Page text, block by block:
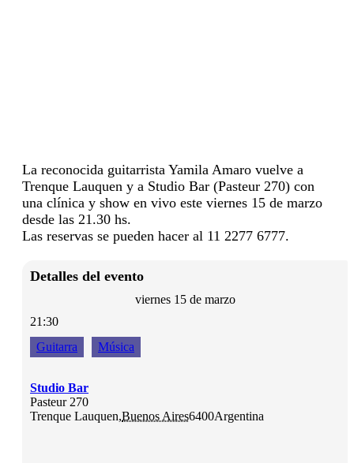
La reconocida guitarrista Yamila Amaro vuelve a
Trenque Lauquen y a Studio Bar (Pasteur 270) con
una clínica y show en vivo este viernes 15 de marzo
desde las 21.30 hs.
Las reservas se pueden hacer al 11 2277 6777.
Detalles del evento
viernes 15 de marzo
21:30
Guitarra
Música
Studio Bar
Pasteur 270
Trenque Lauquen,Buenos Aires6400Argentina